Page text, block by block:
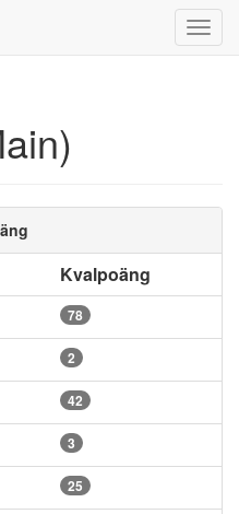
Kvalpoäng
78
2
42
3
25